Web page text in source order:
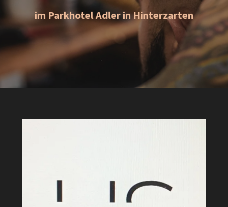
im Parkhotel Adler in Hinterzarten